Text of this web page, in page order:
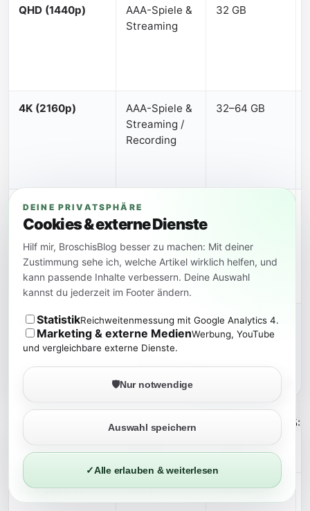
QHD (1440p)
AAA-Spiele &
Streaming
32 GB
4K (2160p)
AAA-Spiele &
Streaming /
Recording
32–64 GB
Full HD / QHD /
4K
Content
Creation
Lightroom,
DaVinci
Resolve)
Alle
Auflösungen
Profi-Tools
(3D
Rendering,
Simulationen,
Videoschnitt)
64 GB +
Gamer-RAM-Check 2025:
Grafikkarte
RTX 5060 Ti 1080p 120–240 FPS
DEINE PRIVATSPHÄRE
Cookies & externe Dienste
Hilf mir, BroschisBlog besser zu machen: Mit deiner
Zustimmung sehe ich, welche Artikel wirklich helfen, und
kann passende Inhalte verbessern. Deine Auswahl
kannst du jederzeit im Footer ändern.
StatistikReichweitenmessung mit Google Analytics 4.
Marketing & externe MedienWerbung, YouTube
und vergleichbare externe Dienste.
🛡️Nur notwendige
Auswahl speichern
✓Alle erlauben & weiterlesen